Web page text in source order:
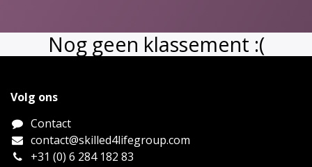
Nog geen klassement :(
Volg ons
Contact
contact@skilled4lifegroup.com
+31 (0) 6 284 182 83